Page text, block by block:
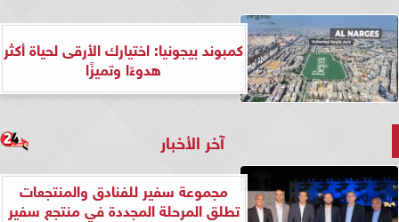
كمبوند بيجونيا: اختيارك الأرقى لحياة أكثر
هدوءًا وتميزًا
آخر الأخبار
مجموعة سفير للفنادق والمنتجعات
تطلق المرحلة المجددة في منتجع سفير